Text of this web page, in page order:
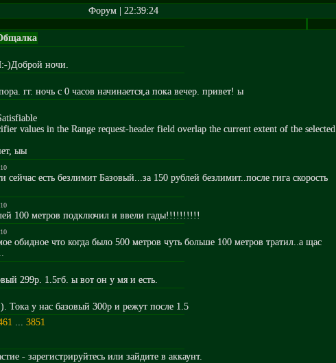
Форум | 22:39:24
)Доброй ночи.
гг. ночь с 0 часов начинается,а пока вечер. привет! ы
values in the Range request-header field overlap the current extent of the selected
ыы
сейчас есть безлимит Базовый...за 150 рублей безлимит..после гига скорость
100 метров подключил и ввели гады!!!!!!!!!!
обидное что когда было 500 метров чуть больше 100 метров тратил..а щас
299р. 1.5гб. ы вот он у мя и есть.
Тока у нас базовый 300р и режут после 1.5
... 3851
- зарегистрируйтесь или зайдите в аккаунт.